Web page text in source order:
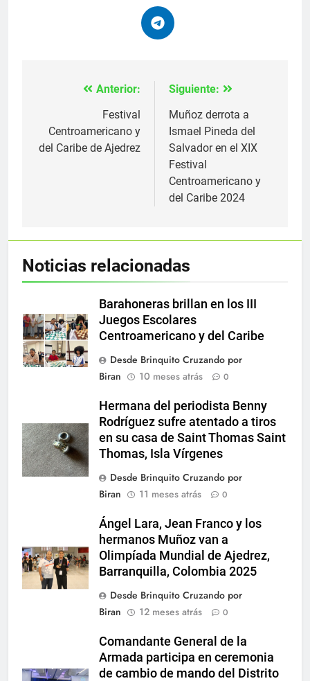
Navegación
entradas
Anterior:
Festival
Centroamericano y
del Caribe de Ajedrez
Siguiente:
Muñoz derrota a
Ismael Pineda del
Salvador en el XIX
Festival
Centroamericano y
del Caribe 2024
Noticias relacionadas
Barahoneras brillan en los III
Juegos Escolares
Centroamericano y del Caribe
Desde Brinquito Cruzando por
Biran
10 meses atrás 0
Hermana del periodista Benny
Rodríguez sufre atentado a tiros
en su casa de Saint Thomas Saint
Thomas, Isla Vírgenes
Desde Brinquito Cruzando por
Biran
11 meses atrás 0
Ángel Lara, Jean Franco y los
hermanos Muñoz van a
Olimpíada Mundial de Ajedrez,
Barranquilla, Colombia 2025
Desde Brinquito Cruzando por
Biran
12 meses atrás 0
Comandante General de la
Armada participa en ceremonia
de cambio de mando del Distrito